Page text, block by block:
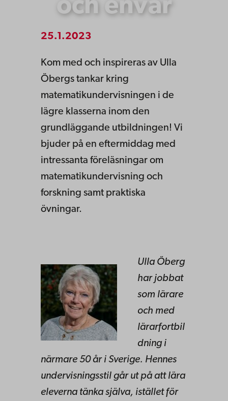
och envar
25.1.2023
Kom med och inspireras av Ulla
Öbergs tankar kring
matematikundervisningen i de
lägre klasserna inom den
grundläggande utbildningen! Vi
bjuder på en eftermiddag med
intressanta föreläsningar om
matematikundervisning och
forskning samt praktiska
övningar.
Ulla Öberg
har jobbat
som lärare
och med
lärarfortbil
dning i
närmare 50 år i Sverige. Hennes
undervisningsstil går ut på att lära
eleverna tänka själva, istället för